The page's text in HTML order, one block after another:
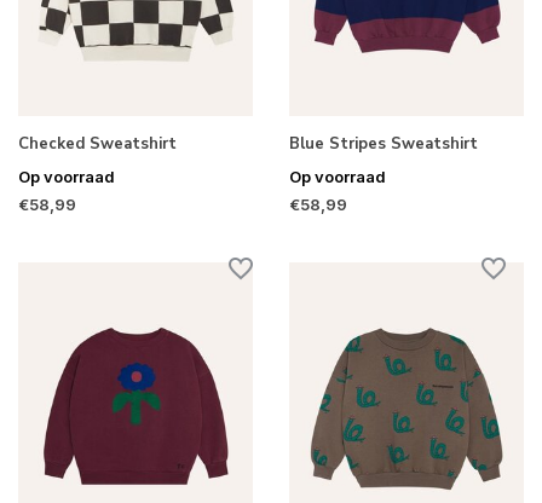
Checked Sweatshirt
Op voorraad
€58,99
Blue Stripes Sweatshirt
Op voorraad
€58,99